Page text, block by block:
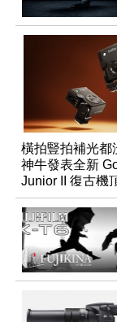
橫拍豎拍補光都
神牛發表全新
Junior II 復古機